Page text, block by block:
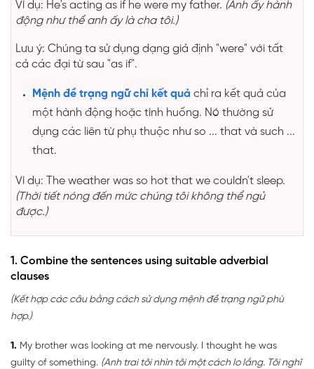
Ví dụ: He's acting as if he were my father. (Anh ấy hành
động như thể anh ấy là cha tôi.)
Lưu ý: Chúng ta sử dụng dạng giả định "were" với tất
cả các đại từ sau "as if".
Mệnh đề trạng ngữ chỉ kết quả chỉ ra kết quả của
một hành động hoặc tình huống. Nó thường sử
dụng các liên từ phụ thuộc như so ... that và such ...
that.
Ví dụ: The weather was so hot that we couldn't sleep.
(Thời tiết nóng đến mức chúng tôi không thể ngủ
được.)
1. Combine the sentences using suitable adverbial
clauses
(Kết hợp các câu bằng cách sử dụng mệnh đề trạng ngữ phù
hợp.)
1. My brother was looking at me nervously. I thought he was
guilty of something. (Anh trai tôi nhìn tôi một cách lo lắng. Tôi nghĩ